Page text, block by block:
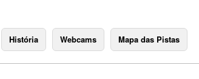
História Webcams Mapa das Pistas